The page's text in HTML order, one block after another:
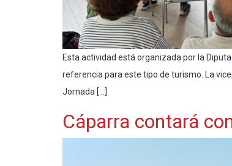
Esta actividad está organizada por la
referencia para este tipo de turismo. La
Jornada […]
Cáparra contará